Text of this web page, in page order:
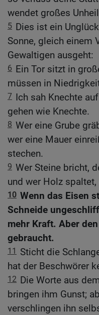
wendet großes
5 Dies ist ein
Sonne, gleich einem
Gewaltigen ausgeht:
6 Ein Tor sitzt in
müssen in
7 Ich sah Knechte
gehen wie Knechte.
8 Wer eine Grube
wer eine Mauer
stechen.
9 Wer Steine bricht,
und wer Holz
10 Wenn das Eisen
Schneide
mehr Kraft. Aber
gebraucht.
11
Sticht die
hat der Beschwörer
12 Die Worte aus
bringen ihm Gunst;
verschlingen ihn